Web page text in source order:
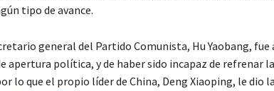
tipo de avance.
general del Partido Comunista, Hu Yaobang, fue
apertura política, y de haber sido incapaz de refrenar
lo que el propio líder de China, Deng Xiaoping, le dio